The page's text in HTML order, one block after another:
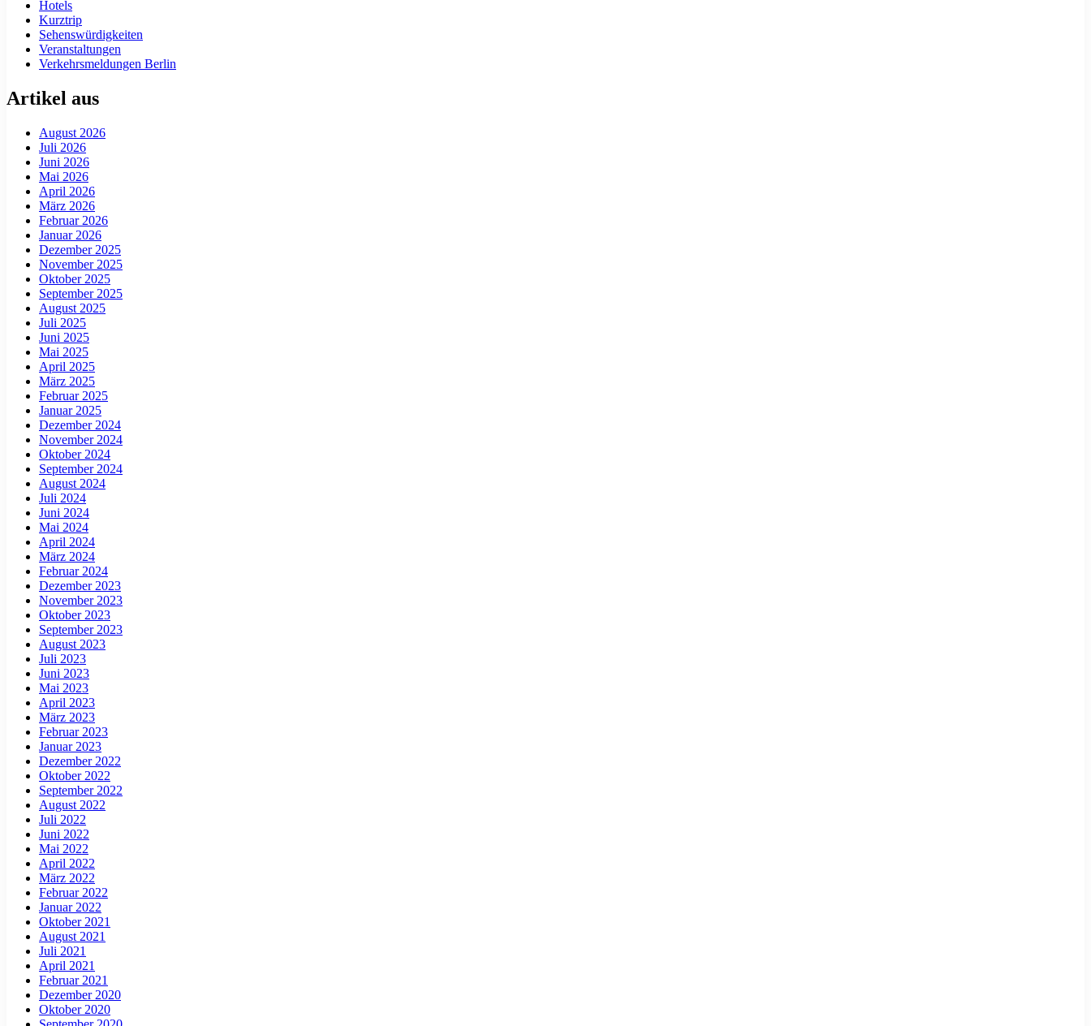
Hotels
Kurztrip
Sehenswürdigkeiten
Veranstaltungen
Verkehrsmeldungen Berlin
Artikel aus
August 2026
Juli 2026
Juni 2026
Mai 2026
April 2026
März 2026
Februar 2026
Januar 2026
Dezember 2025
November 2025
Oktober 2025
September 2025
August 2025
Juli 2025
Juni 2025
Mai 2025
April 2025
März 2025
Februar 2025
Januar 2025
Dezember 2024
November 2024
Oktober 2024
September 2024
August 2024
Juli 2024
Juni 2024
Mai 2024
April 2024
März 2024
Februar 2024
Dezember 2023
November 2023
Oktober 2023
September 2023
August 2023
Juli 2023
Juni 2023
Mai 2023
April 2023
März 2023
Februar 2023
Januar 2023
Dezember 2022
Oktober 2022
September 2022
August 2022
Juli 2022
Juni 2022
Mai 2022
April 2022
März 2022
Februar 2022
Januar 2022
Oktober 2021
August 2021
Juli 2021
April 2021
Februar 2021
Dezember 2020
Oktober 2020